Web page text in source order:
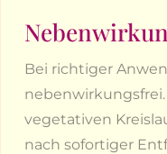
Bei richtiger
vegetativen
nach sofortiger